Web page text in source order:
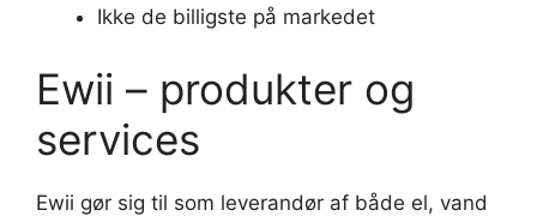
Ikke de billigste på markedet
Ewii – produkter og
services
Ewii gør sig til som leverandør af både el, vand